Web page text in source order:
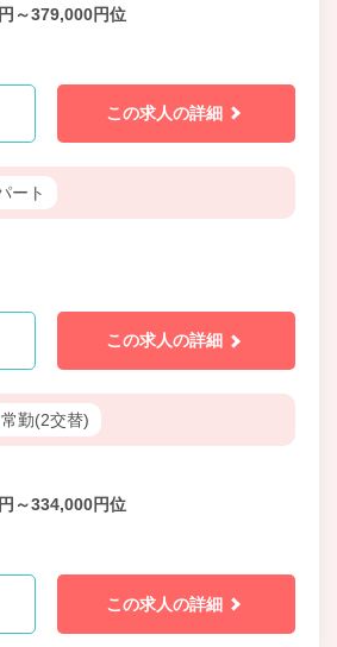
～379,000円位
この求人の詳細
ート
この求人の詳細
常勤(2交替)
～334,000円位
この求人の詳細